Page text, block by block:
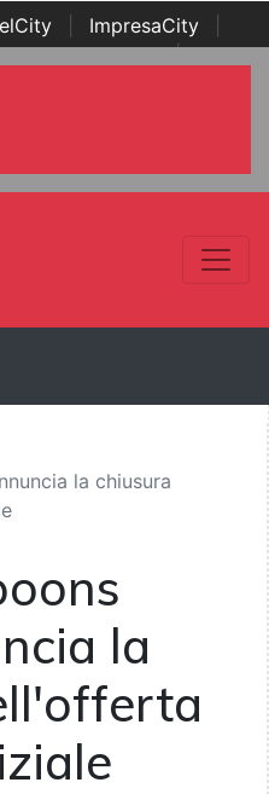
ImpresaCity
Channel Awards | Italian
la chiusura
la